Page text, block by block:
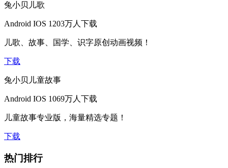
兔小贝儿歌
Android IOS 1203万人下载
儿歌、故事、国学、识字原创动画视频！
下载
兔小贝儿童故事
Android IOS 1069万人下载
儿童故事专业版，海量精选专题！
下载
热门排行